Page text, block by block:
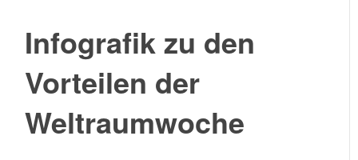
Infografik zu den
Vorteilen der
Weltraumwoche